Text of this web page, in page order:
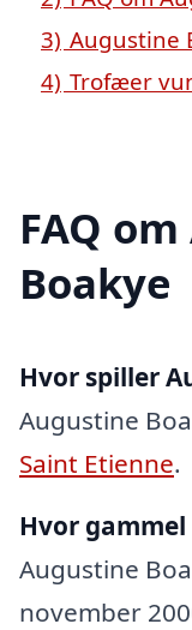
3) Augustine
4) Trofæer
FAQ
Boakye
Hvor spiller
Augustine
Saint Etienne.
Hvor
Augustine
november